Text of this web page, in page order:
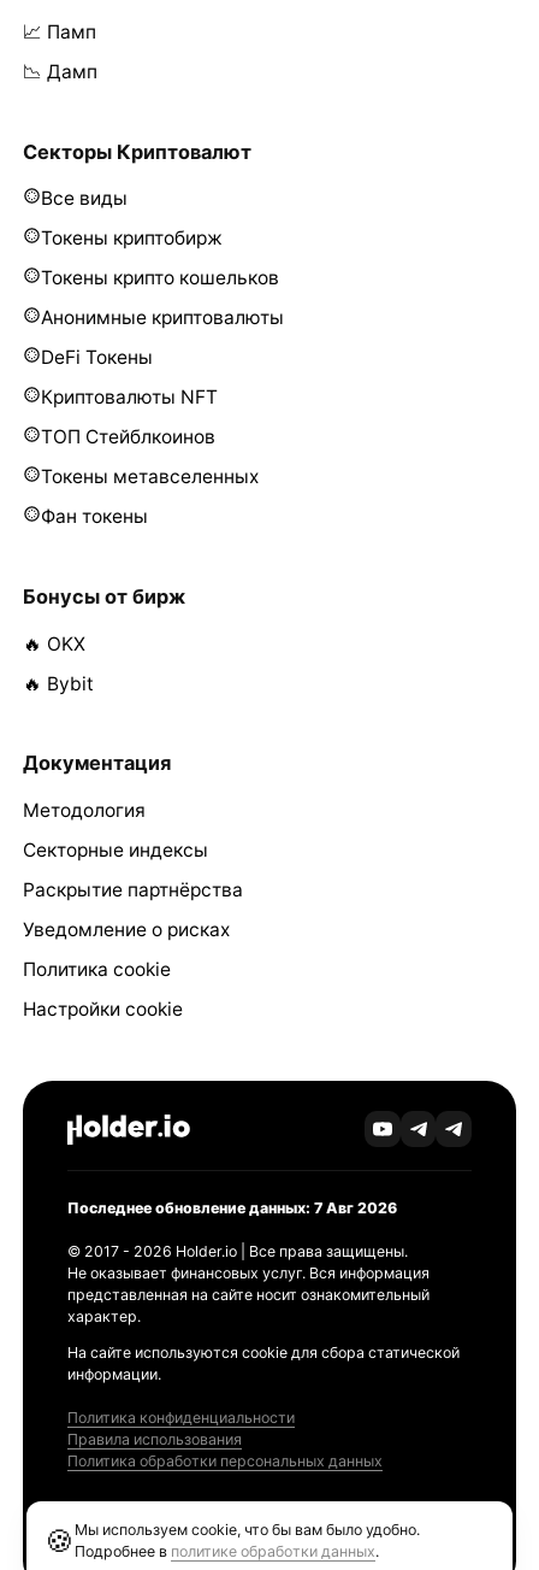
📈 Памп
📉 Дамп
Секторы Криптовалют
Все виды
Токены криптобирж
Токены крипто кошельков
Анонимные криптовалюты
DeFi Токены
Криптовалюты NFT
ТОП Стейблкоинов
Токены метавселенных
Фан токены
Бонусы от бирж
🔥 OKX
🔥 Bybit
Документация
Методология
Секторные индексы
Раскрытие партнёрства
Уведомление о рисках
Политика cookie
Настройки cookie
Последнее обновление данных: 7 Авг 2026
© 2017 - 2026 Holder.io | Все права защищены.
Не оказывает финансовых услуг. Вся информация
представленная на сайте носит ознакомительный
характер.
На сайте используются cookie для сбора статической
информации.
Политика конфиденциальности
Правила использования
Политика обработки персональных данных
🍪 Мы используем cookie, что бы вам было удобно.
Подробнее в политике обработки данных.
Ethereum GAS Tracker